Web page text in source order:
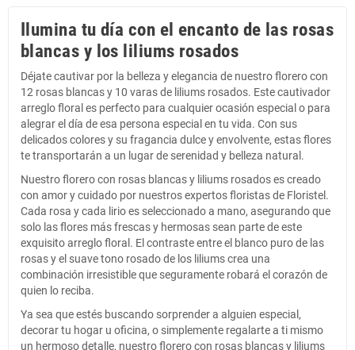
Ilumina tu día con el encanto de las rosas
blancas y los liliums rosados
Déjate cautivar por la belleza y elegancia de nuestro florero con
12 rosas blancas y 10 varas de liliums rosados. Este cautivador
arreglo floral es perfecto para cualquier ocasión especial o para
alegrar el día de esa persona especial en tu vida. Con sus
delicados colores y su fragancia dulce y envolvente, estas flores
te transportarán a un lugar de serenidad y belleza natural.
Nuestro florero con rosas blancas y liliums rosados es creado
con amor y cuidado por nuestros expertos floristas de Floristel.
Cada rosa y cada lirio es seleccionado a mano, asegurando que
solo las flores más frescas y hermosas sean parte de este
exquisito arreglo floral. El contraste entre el blanco puro de las
rosas y el suave tono rosado de los liliums crea una
combinación irresistible que seguramente robará el corazón de
quien lo reciba.
Ya sea que estés buscando sorprender a alguien especial,
decorar tu hogar u oficina, o simplemente regalarte a ti mismo
un hermoso detalle, nuestro florero con rosas blancas y liliums